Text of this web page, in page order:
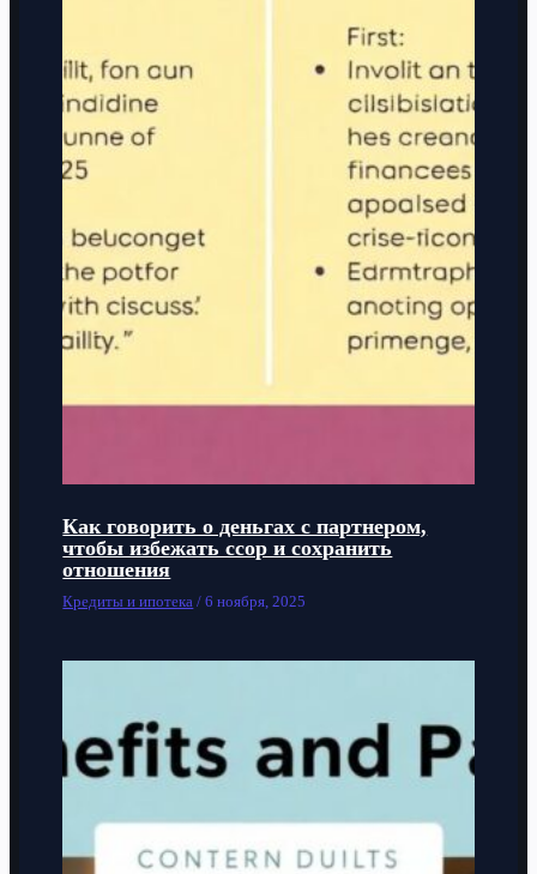
Как говорить о деньгах с партнером,
чтобы избежать ссор и сохранить
отношения
Кредиты и ипотека /6 ноября, 2025